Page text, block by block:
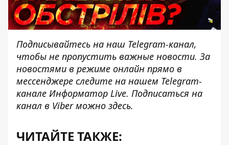
Подписывайтесь на наш Telegram-канал,
чтобы не пропустить важные новости. За
новостями в режиме онлайн прямо в
мессенджере следите на нашем Telegram-
канале Информатор Live. Подписаться на
канал в Viber можно здесь.
ЧИТАЙТЕ ТАКЖЕ: